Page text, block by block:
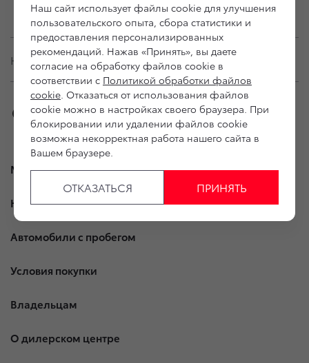
Юридическая информация
Модельный ряд
Новые автомобили
Автомобили с пробегом
Условия покупки
Владельцам
О дилерском центре
Наш сайт использует файлы cookie для улучшения
пользовательского опыта, сбора статистики и
предоставления персонализированных
рекомендаций. Нажав «Принять», вы даете
согласие на обработку файлов cookie в
соответствии с Политикой обработки файлов
cookie. Отказаться от использования файлов
cookie можно в настройках своего браузера. При
блокировании или удалении файлов cookie
возможна некорректная работа нашего сайта в
Вашем браузере.
ОТКАЗАТЬСЯ ПРИНЯТЬ